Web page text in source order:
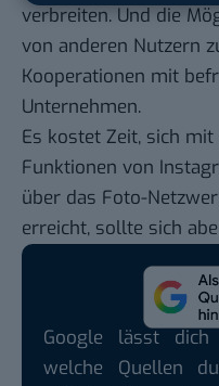
verbreiten. Und die
von anderen Nutzern
Kooperationen mit
Unternehmen.
Es kostet Zeit, sich
Funktionen von
über das Foto-
erreicht, sollte sich
Google lässt
welche Quellen